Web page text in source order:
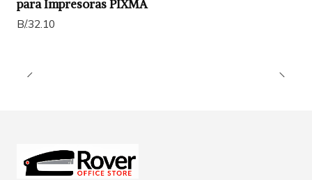
para Impresoras PIXMA
B/.32.10